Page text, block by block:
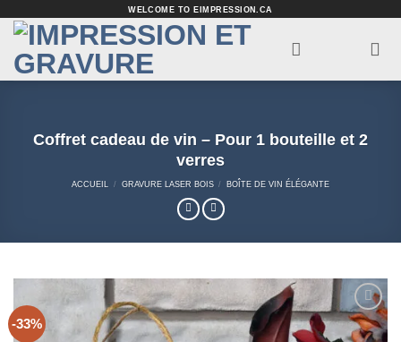
contenu
WELCOME TO EIMPRESSION.CA
Coffret cadeau de vin – Pour 1 bouteille et 2
verres
ACCUEIL / GRAVURE LASER BOIS / BOÎTE DE VIN ÉLÉGANTE
-33%
Add to
Wishlist